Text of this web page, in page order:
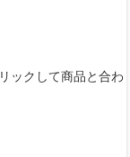
ックして商品と合わ